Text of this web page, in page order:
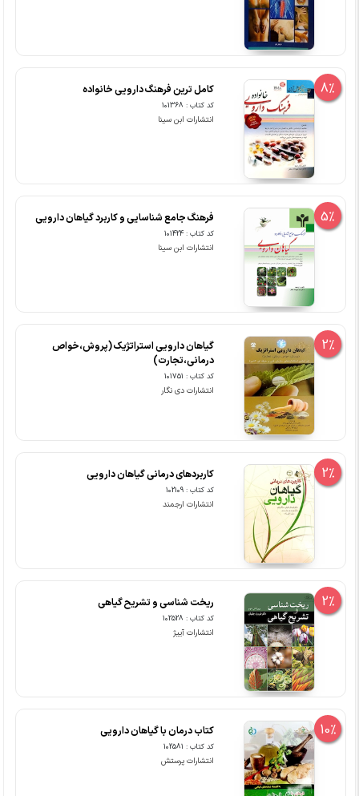
8% کامل ترین فرهنگ دارویی خانواده
کد کتاب : 101368
انتشارات ابن سینا
5% فرهنگ جامع شناسایی و کاربرد گیاهان دارویی
کد کتاب : 101424
انتشارات ابن سینا
2%
گیاهان دارویی استراتژیک (پروش،خواص
درمانی،تجارت)
کد کتاب : 101751
انتشارات دی نگار
2% کاربردهای درمانی گیاهان دارویی
کد کتاب : 102109
انتشارات ارجمند
2% ریخت شناسی و تشریح گیاهی
کد کتاب : 102528
انتشارات آییژ
10% کتاب درمان با گیاهان دارویی
کد کتاب : 102581
انتشارات پرستش